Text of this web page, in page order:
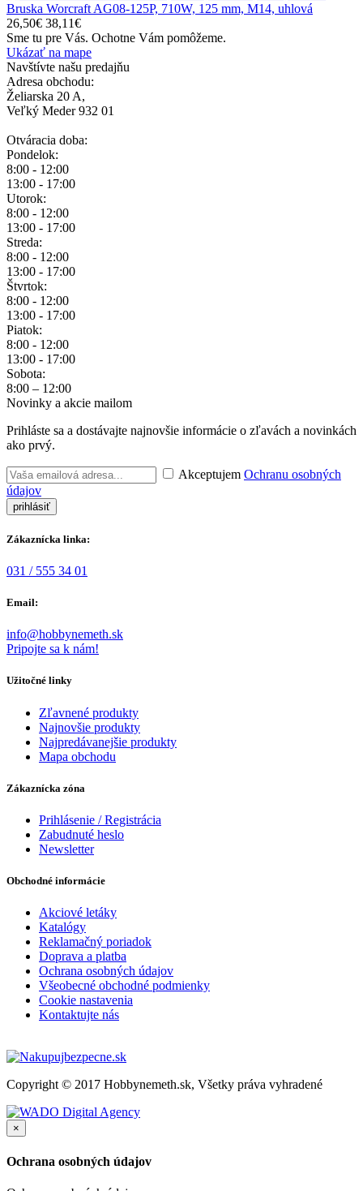
Bruska Worcraft AG08-125P, 710W, 125 mm, M14, uhlová
26,50€ 38,11€
Sme tu pre Vás. Ochotne Vám pomôžeme.
Ukázať na mape
Navštívte našu predajňu
Adresa obchodu:
Želiarska 20 A,
Veľký Meder 932 01
Otváracia doba:
Pondelok:
8:00 - 12:00
13:00 - 17:00
Utorok:
8:00 - 12:00
13:00 - 17:00
Streda:
8:00 - 12:00
13:00 - 17:00
Štvrtok:
8:00 - 12:00
13:00 - 17:00
Piatok:
8:00 - 12:00
13:00 - 17:00
Sobota:
8:00 – 12:00
Novinky a akcie mailom
Prihláste sa a dostávajte najnovšie informácie o zľavách a novinkách
ako prvý.
Akceptujem Ochranu osobných
údajov
Zákaznícka linka:
031 / 555 34 01
Email:
info@hobbynemeth.sk
Pripojte sa k nám!
Užitočné linky
Zľavnené produkty
Najnovšie produkty
Najpredávanejšie produkty
Mapa obchodu
Zákaznícka zóna
Prihlásenie / Registrácia
Zabudnuté heslo
Newsletter
Obchodné informácie
Akciové letáky
Katalógy
Reklamačný poriadok
Doprava a platba
Ochrana osobných údajov
Všeobecné obchodné podmienky
Cookie nastavenia
Kontaktujte nás
Copyright © 2017 Hobbynemeth.sk, Všetky práva vyhradené
×
Ochrana osobných údajov